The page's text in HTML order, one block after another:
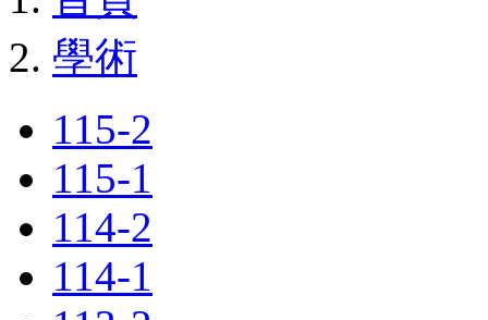
學術
115-2
115-1
114-2
114-1